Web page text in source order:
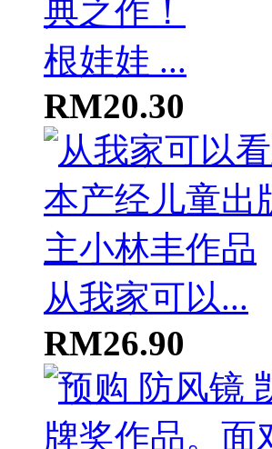
根娃娃 ...
RM20.30
从我家可以...
RM26.90